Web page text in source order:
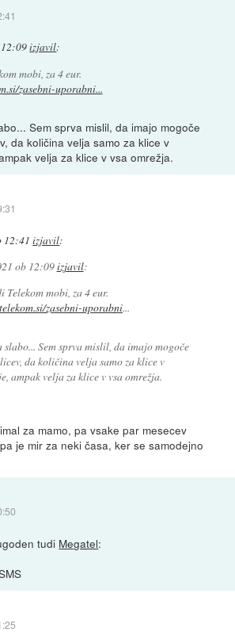
izjavil:
mobi, za 4 eur.
zasebni-uporabni...
Sem sprva mislil, da imajo mogoče
da količina velja samo za klice v
velja za klice v vsa omrežja.
12:41 izjavil:
ob 12:09izjavil:
Telekom mobi, za 4 eur.
zasebni-uporabni...
slabo... Sem sprva mislil, da imajo mogoče
da količina velja samo za klice v
ampak velja za klice v vsa omrežja.
za mamo, pa vsake par mesecev
je mir za neki časa, ker se samodejno
tudi Megatel: